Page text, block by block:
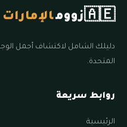
🇦🇪زوومالإمارات
دليلك الشامل لاكتشاف أجمل
المتحدة.
روابط سريعة
الرئيسية